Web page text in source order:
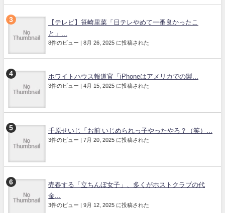
【テレビ】笹崎里菜「日テレやめて一番良かったこ
と」...
8件のビュー 8月 26, 2025 に投稿された
ホワイトハウス報道官「iPhoneはアメリカでの製...
3件のビュー 4月 15, 2025 に投稿された
千原せいじ「お前 いじめられっ子やったやろ？（笑）...
3件のビュー 7月 20, 2025 に投稿された
売春する「立ちんぼ女子」、多くがホストクラブの代
金...
3件のビュー 9月 12, 2025 に投稿された